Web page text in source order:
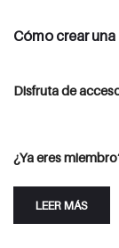
Cómo crear
Disfruta de
¿Ya eres
LEER MÁS